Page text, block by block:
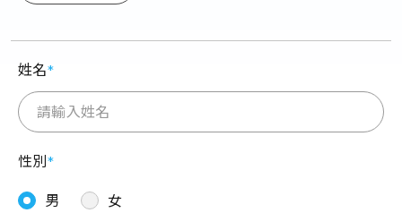
姓名
性別
男
女